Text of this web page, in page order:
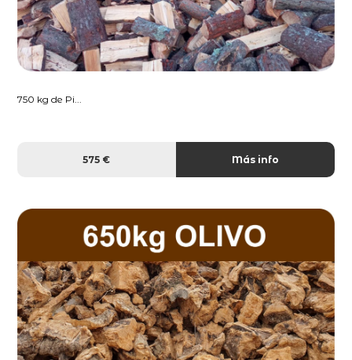
750 kg de Pi...
575 € Más info